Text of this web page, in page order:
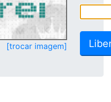
[trocar imagem]